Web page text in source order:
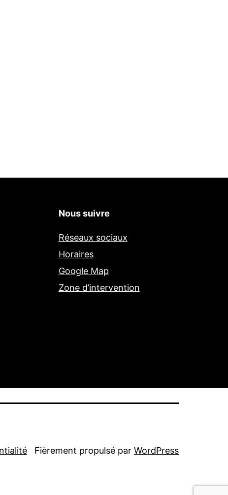
Nous suivre
Réseaux sociaux
Horaires
Google Map
Zone d’intervention
Fièrement propulsé par WordPress